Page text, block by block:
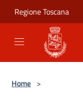
Regione Toscana
Home >